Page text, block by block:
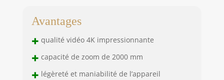
Avantages
+ qualité vidéo 4K impressionnante
+ capacité de zoom de 2000 mm
+ légèreté et maniabilité de l’appareil